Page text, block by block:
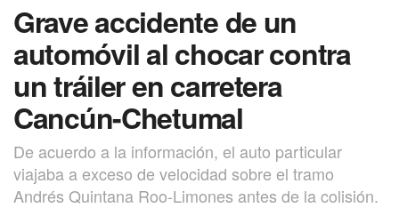
Grave accidente de un
automóvil al chocar contra
un tráiler en carretera
Cancún-Chetumal
De acuerdo a la información, el auto particular
viajaba a exceso de velocidad sobre el tramo
Andrés Quintana Roo-Limones antes de la colisión.